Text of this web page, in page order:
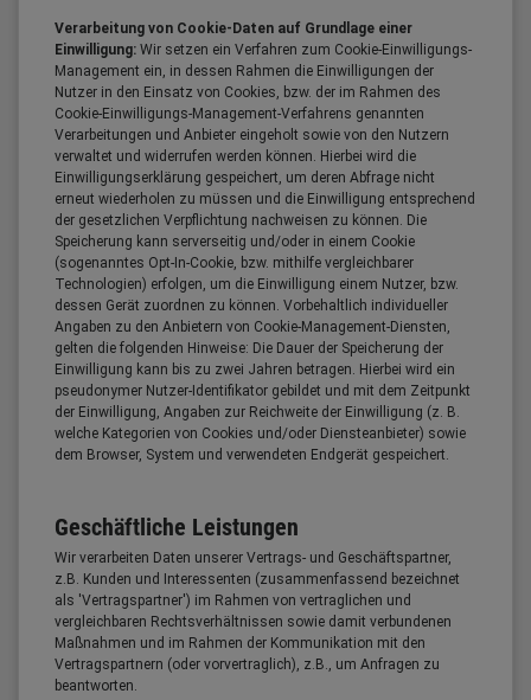
Verarbeitung von Cookie-Daten auf Grundlage einer
Einwilligung: Wir setzen ein Verfahren zum Cookie-Einwilligungs-
Management ein, in dessen Rahmen die Einwilligungen der
Nutzer in den Einsatz von Cookies, bzw. der im Rahmen des
Cookie-Einwilligungs-Management-Verfahrens genannten
Verarbeitungen und Anbieter eingeholt sowie von den Nutzern
verwaltet und widerrufen werden können. Hierbei wird die
Einwilligungserklärung gespeichert, um deren Abfrage nicht
erneut wiederholen zu müssen und die Einwilligung entsprechend
der gesetzlichen Verpflichtung nachweisen zu können. Die
Speicherung kann serverseitig und/oder in einem Cookie
(sogenanntes Opt-In-Cookie, bzw. mithilfe vergleichbarer
Technologien) erfolgen, um die Einwilligung einem Nutzer, bzw.
dessen Gerät zuordnen zu können. Vorbehaltlich individueller
Angaben zu den Anbietern von Cookie-Management-Diensten,
gelten die folgenden Hinweise: Die Dauer der Speicherung der
Einwilligung kann bis zu zwei Jahren betragen. Hierbei wird ein
pseudonymer Nutzer-Identifikator gebildet und mit dem Zeitpunkt
der Einwilligung, Angaben zur Reichweite der Einwilligung (z. B.
welche Kategorien von Cookies und/oder Diensteanbieter) sowie
dem Browser, System und verwendeten Endgerät gespeichert.
Geschäftliche Leistungen
Wir verarbeiten Daten unserer Vertrags- und Geschäftspartner,
z.B. Kunden und Interessenten (zusammenfassend bezeichnet
als 'Vertragspartner') im Rahmen von vertraglichen und
vergleichbaren Rechtsverhältnissen sowie damit verbundenen
Maßnahmen und im Rahmen der Kommunikation mit den
Vertragspartnern (oder vorvertraglich), z.B., um Anfragen zu
beantworten.